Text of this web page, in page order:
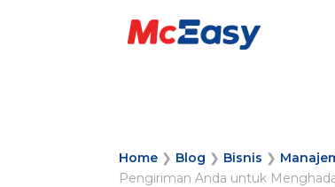
Home ❯ Blog ❯ Bisnis ❯
Pengiriman Anda untuk